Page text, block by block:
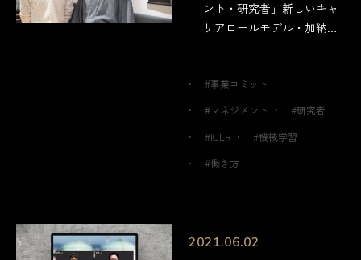
ント・研究者」新しいキャ
リアロールモデル・加納龍
#事業コミット
#マネジメント
#研究者
#ICLR
#機械学習
#働き方
2021.06.02